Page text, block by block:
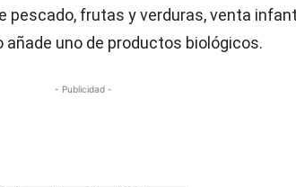
pescado, frutas y verduras, venta
uno de productos biológicos.
- Publicidad -